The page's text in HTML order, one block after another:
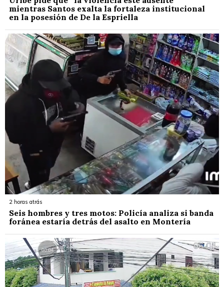
mientras Santos exalta la fortaleza institucional
en la posesión de De la Espriella
2 horas atrás
Seis hombres y tres motos: Policía analiza si banda
foránea estaría detrás del asalto en Montería